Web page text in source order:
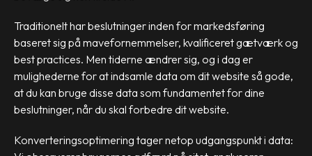
Traditionelt har beslutninger inden for markedsføring
baseret sig på mavefornemmelser, kvalificeret gætværk og
best practices. Men tiderne ændrer sig, og i dag er
mulighederne for at indsamle data om dit website så gode,
at du kan bruge disse data som fundamentet for dine
beslutninger, når du skal forbedre dit website.
Konverteringsoptimering tager netop udgangspunkt i data: